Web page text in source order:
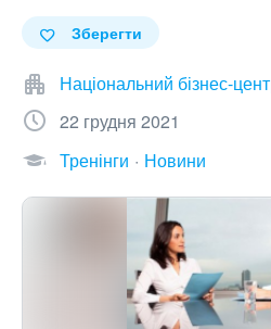
Зберегти
Національний бізнес-
22 грудня 2021
Тренінги
Новини